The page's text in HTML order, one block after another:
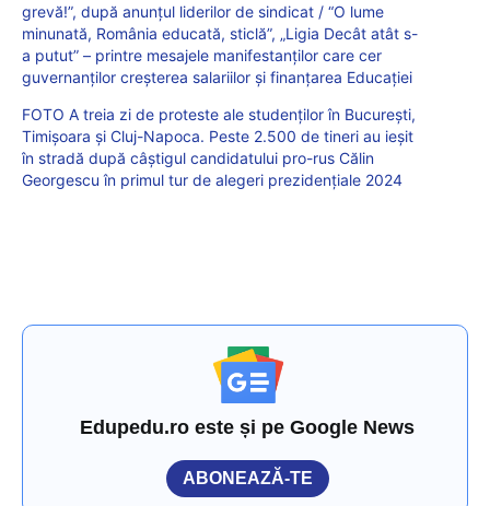
grevă!”, după anunțul liderilor de sindicat / “O lume
minunată, România educată, sticlă”, „Ligia Decât atât s-
a putut” – printre mesajele manifestanților care cer
guvernanților creșterea salariilor și finanțarea Educației
FOTO A treia zi de proteste ale studenților în București,
Timișoara și Cluj-Napoca. Peste 2.500 de tineri au ieșit
în stradă după câștigul candidatului pro-rus Călin
Georgescu în primul tur de alegeri prezidențiale 2024
Edupedu.ro este și pe Google News
ABONEAZĂ-TE